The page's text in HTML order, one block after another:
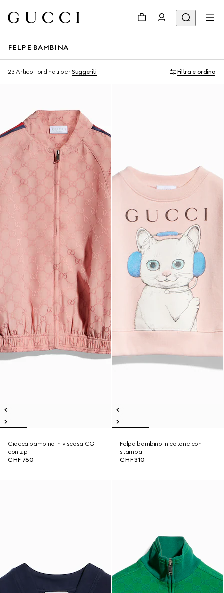
FELPE BAMBINA
23 Articoli ordinati perSuggeriti Filtra e ordina
Giacca bambino in viscosa GG
con zip
CHF 760
Felpa bambino in cotone con
stampa
CHF 310